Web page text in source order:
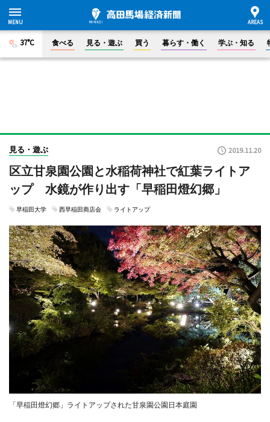
37°C 食べる 見る・遊ぶ 買う 暮らす・働く 学ぶ・知る
見る・遊ぶ 2019.11.20
区立甘泉園公園と水稲荷神社で紅葉ライトア
ップ 水鏡が作り出す「早稲田燈幻郷」
早稲田大学 西早稲田商店会 ライトアップ
「早稲田燈幻郷」ライトアップされた甘泉園公園日本庭園